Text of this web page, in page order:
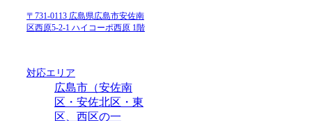
〒731-0113 広島県広島市安佐南
区西原5-2-1 ハイコーポ西原 1階
対応エリア
広島市（安佐南
区・安佐北区・東
区、西区の一